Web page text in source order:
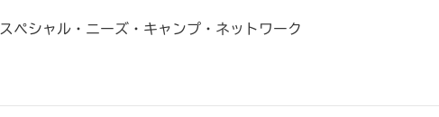
スペシャル・ニーズ・キャンプ・ネットワーク